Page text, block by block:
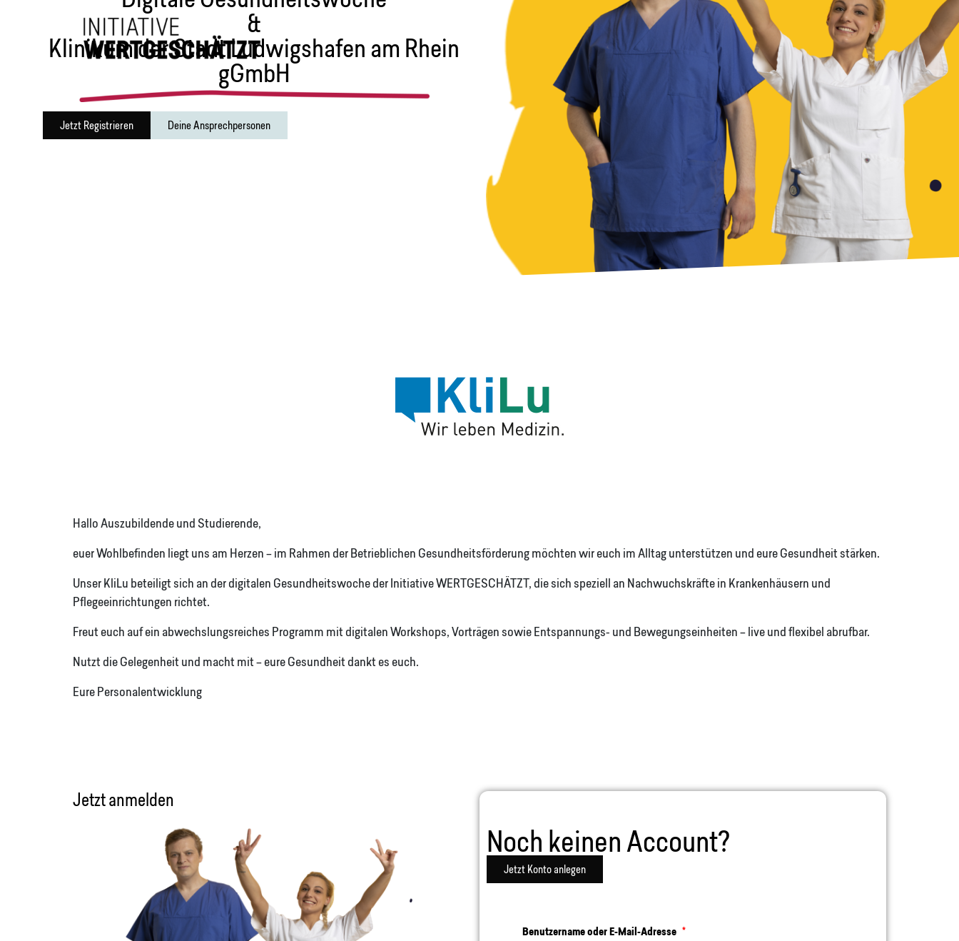
&
Klinikum der Stadt Ludwigshafen am Rhein
gGmbH
Jetzt Registrieren Deine Ansprechpersonen
Hallo Auszubildende und Studierende,
euer Wohlbefinden liegt uns am Herzen – im Rahmen der Betrieblichen Gesundheitsförderung möchten wir euch im Alltag unterstützen und eure Gesundheit stärken.
Unser KliLu beteiligt sich an der digitalen Gesundheitswoche der Initiative WERTGESCHÄTZT, die sich speziell an Nachwuchskräfte in Krankenhäusern und
Pflegeeinrichtungen richtet.
Freut euch auf ein abwechslungsreiches Programm mit digitalen Workshops, Vorträgen sowie Entspannungs- und Bewegungseinheiten – live und flexibel abrufbar.
Nutzt die Gelegenheit und macht mit – eure Gesundheit dankt es euch.
Eure Personalentwicklung
Jetzt anmelden
Noch keinen Account?
Jetzt Konto anlegen
Benutzername oder E-Mail-Adresse *